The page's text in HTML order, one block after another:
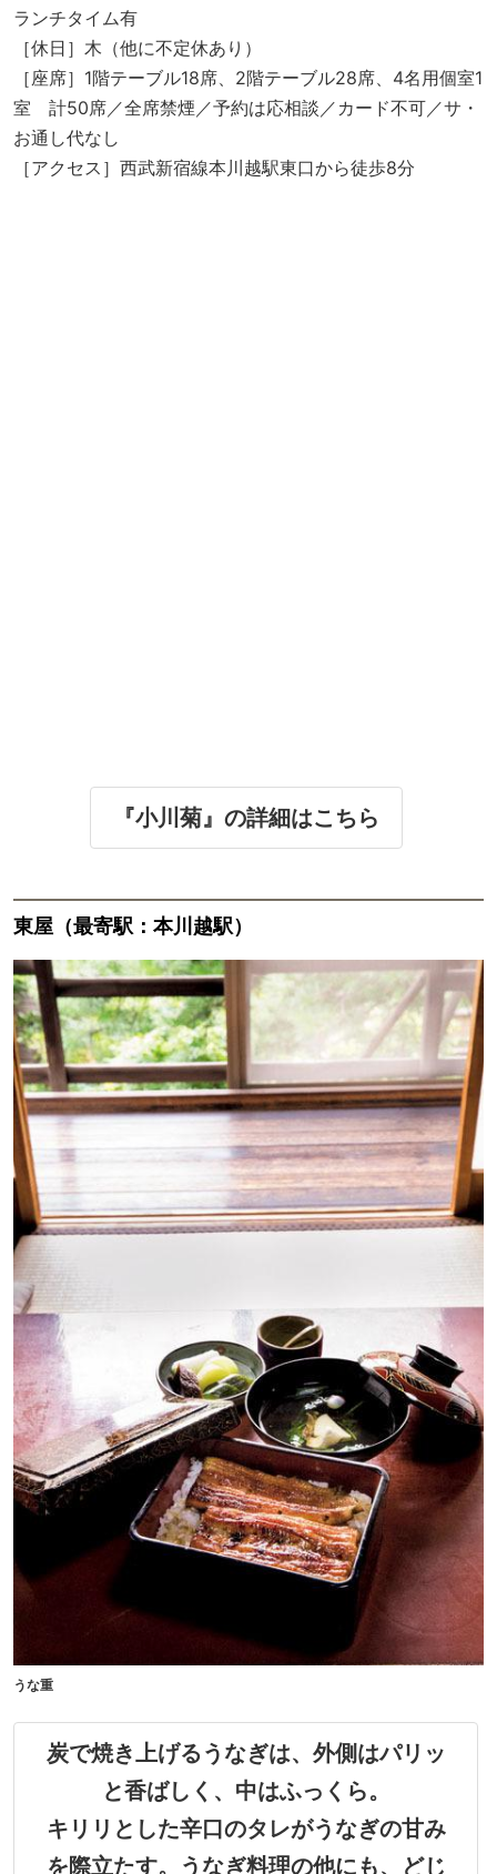
ランチタイム有
［休日］木（他に不定休あり）
［座席］1階テーブル18席、2階テーブル28席、4名用個室1
室 計50席／全席禁煙／予約は応相談／カード不可／サ・
お通し代なし
［アクセス］西武新宿線本川越駅東口から徒歩8分
『小川菊』の詳細はこちら
東屋（最寄駅：本川越駅）
うな重
炭で焼き上げるうなぎは、外側はパリッ
と香ばしく、中はふっくら。
キリリとした辛口のタレがうなぎの甘み
を際立たす。うなぎ料理の他にも、どじ